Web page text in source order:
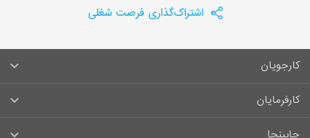
اشتراک‌گذاری فرصت شغلی
کارجویان
سوالات متداول کارجویان
کارفرمایان
راهنمای ثبت آگهی استخدام
جابینجا